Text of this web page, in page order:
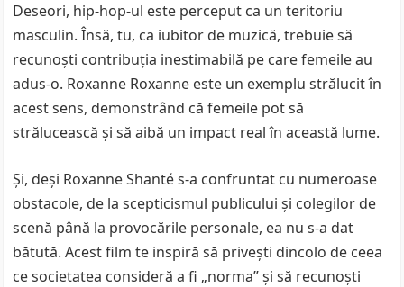
Deseori, hip-hop-ul este perceput ca un teritoriu
masculin. Însă, tu, ca iubitor de muzică, trebuie să
recunoști contribuția inestimabilă pe care femeile au
adus-o. Roxanne Roxanne este un exemplu strălucit în
acest sens, demonstrând că femeile pot să
strălucească și să aibă un impact real în această lume.
Și, deși Roxanne Shanté s-a confruntat cu numeroase
obstacole, de la scepticismul publicului și colegilor de
scenă până la provocările personale, ea nu s-a dat
bătută. Acest film te inspiră să privești dincolo de ceea
ce societatea consideră a fi „norma” și să recunoști